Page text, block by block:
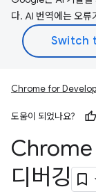
다. AI 번역에는 오류
Chrome for
도움이 되었나요?
디버깅